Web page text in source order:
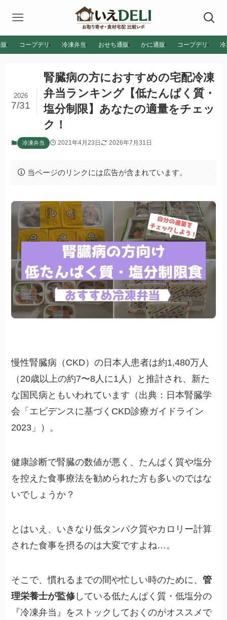
コープデリ 冷凍弁当 おせち通販 かに通販 コープデリ
腎臓病の方におすすめの宅配冷凍
弁当ランキング【低たんぱく質・
塩分制限】あなたの適量をチェッ
ク！
2026
7/31
冷凍弁当 2021年4月23日 2026年7月31日
当ページのリンクには広告が含まれています。
慢性腎臓病（CKD）の日本人患者は約1,480万人
（20歳以上の約7〜8人に1人）と推計され、新た
な国民病ともいわれています（出典：日本腎臓学
会「エビデンスに基づくCKD診療ガイドライン
2023」）。
健康診断で腎臓の数値が悪く、たんぱく質や塩分
を控えた食事療法を勧められた方も多いのではな
いでしょうか？
とはいえ、いきなり低タンパク質やカロリー計算
された食事を摂るのは大変ですよね…。
そこで、慣れるまでの間や忙しい時のために、管
理栄養士が監修している低たんぱく質・低塩分の
『冷凍弁当』をストックしておくのがオススメで